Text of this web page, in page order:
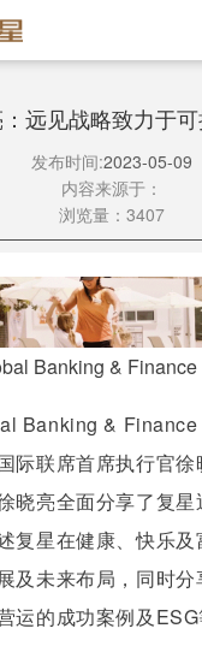
远见战略致力于
发布时间:2023-05-09
内容来源于：
浏览量：3407
Banking &
Banking &
际联席首席执行官徐
晓亮全面分享了复星
复星在健康、快乐
及未来布局，同时
运的成功案例及ESG